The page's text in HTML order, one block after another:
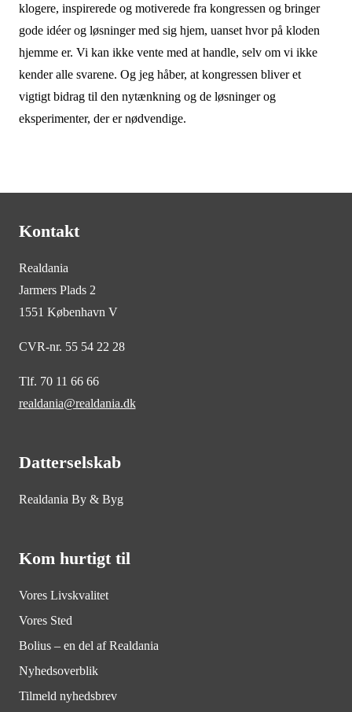
klogere, inspirerede og motiverede fra kongressen og bringer
gode idéer og løsninger med sig hjem, uanset hvor på kloden
hjemme er. Vi kan ikke vente med at handle, selv om vi ikke
kender alle svarene. Og jeg håber, at kongressen bliver et
vigtigt bidrag til den nytænkning og de løsninger og
eksperimenter, der er nødvendige.
Kontakt
Realdania
Jarmers Plads 2
1551 København V
CVR-nr. 55 54 22 28
Tlf. 70 11 66 66
realdania@realdania.dk
Datterselskab
Realdania By & Byg
Kom hurtigt til
Vores Livskvalitet
Vores Sted
Bolius – en del af Realdania
Nyhedsoverblik
Tilmeld nyhedsbrev